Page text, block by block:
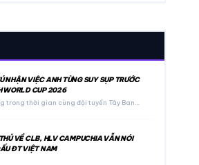
NHẬN VIỆC ANH TỪNG SUY SỤP TRƯỚC
WORLD CUP 2026
trong thời gian cùng đội tuyển Tây Ban…
VỀ CLB, HLV CAMPUCHIA VẪN NÓI
ĐT VIỆT NAM